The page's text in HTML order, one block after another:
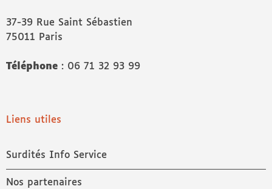
37-39 Rue Saint Sébastien
75011 Paris
Téléphone : 06 71 32 93 99
Liens utiles
Surdités Info Service
Nos partenaires